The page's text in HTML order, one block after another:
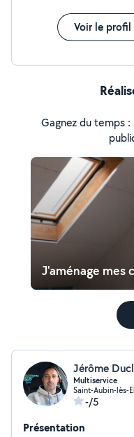
Voir le profil
Gagnez du temps
J'aménage mes
Jérôme
Multiservice
Saint-Aubin-lès-
-/5
Présentation